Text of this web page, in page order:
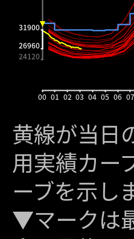
黄線が当日
用実績カー
ーブを示し
▼マークは